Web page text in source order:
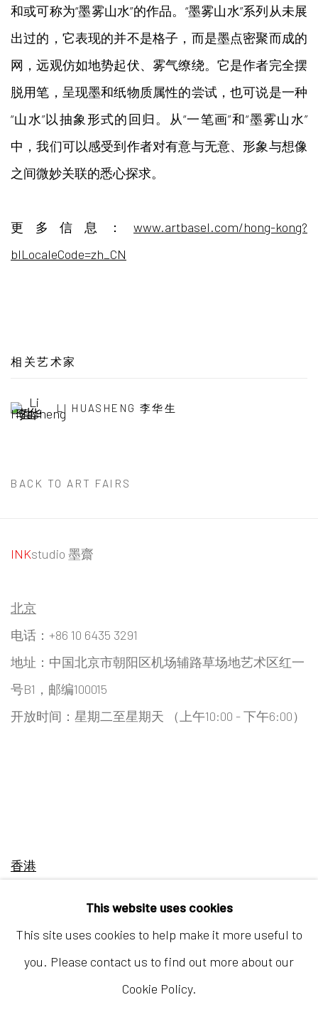
和或可称为“墨雾山水”的作品。“墨雾山水”系列从未展
出过的，它表现的并不是格子，而是墨点密聚而成的
网，远观仿如地势起伏、雾气缭绕。它是作者完全摆
脱用笔，呈现墨和纸物质属性的尝试，也可说是一种
“山水”以抽象形式的回归。从“一笔画”和“墨雾山水”
中，我们可以感受到作者对有意与无意、形象与想像
之间微妙关联的悉心探求。
更多信息： www.artbasel.com/hong-kong?
blLocaleCode=zh_CN
相关艺术家
LI HUASHENG 李华生
BACK TO ART FAIRS
INKstudio 墨齋
北京
电话：+86 10 6435 3291
地址：中国北京市朝阳区机场辅路草场地艺术区红一
号B1，邮编100015
开放时间：星期二至星期天 （上午10:00 - 下午6:00）
香港
开放时间：星期二至星期天 （上午11:00 - 下午7:00）
This website uses cookies
This site uses cookies to help make it more useful to
you. Please contact us to find out more about our
Cookie Policy.